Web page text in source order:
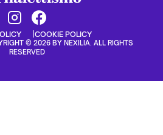
COOKIE POLICY
© 2026 BY NEXILIA. ALL RIGHTS
RESERVED